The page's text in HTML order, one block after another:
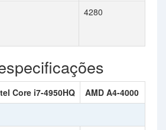
4280
Core i7-4950HQ AMD A4-4000